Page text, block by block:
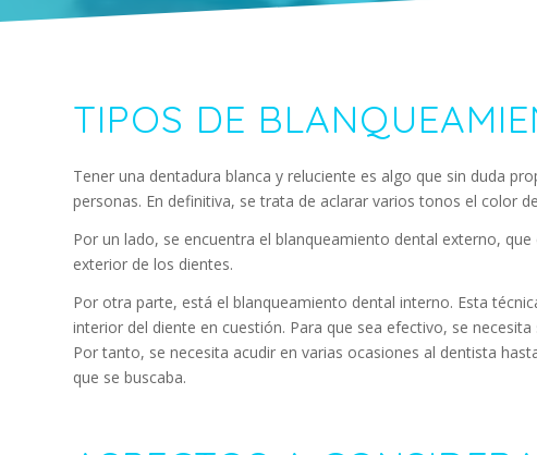
TIPOS DE
Tener una dentadura blanca y reluciente es algo que sin duda
personas. En definitiva, se trata de aclarar varios tonos el color
Por un lado, se encuentra el blanqueamiento dental externo,
exterior de los dientes.
Por otra parte, está el blanqueamiento dental interno. Esta
interior del diente en cuestión. Para que sea efectivo, se
Por tanto, se necesita acudir en varias ocasiones al dentista
que se buscaba.